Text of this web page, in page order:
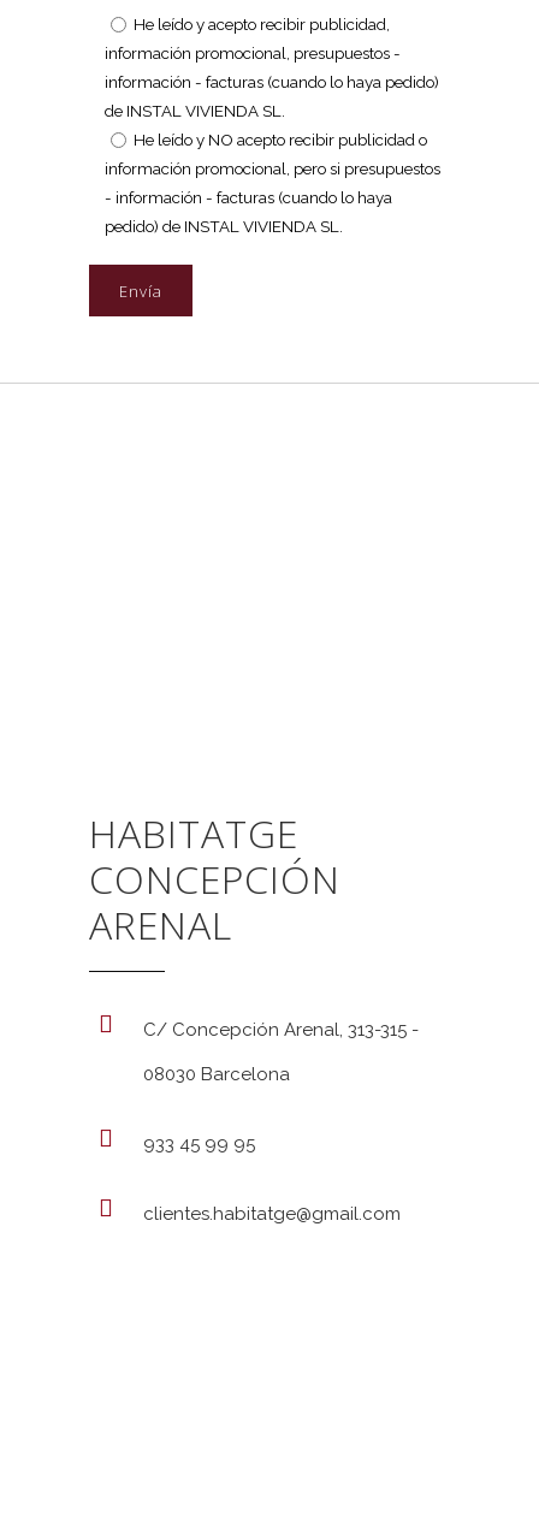
He leído y acepto recibir publicidad,
información promocional, presupuestos -
información - facturas (cuando lo haya pedido)
de INSTAL VIVIENDA SL.
He leído y NO acepto recibir publicidad o
información promocional, pero si presupuestos
- información - facturas (cuando lo haya
pedido) de INSTAL VIVIENDA SL.
HABITATGE
CONCEPCIÓN
ARENAL
C/ Concepción Arenal, 313-315 -
08030 Barcelona
933 45 99 95
clientes.habitatge@gmail.com